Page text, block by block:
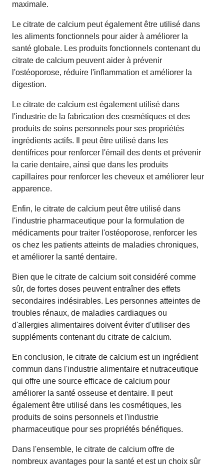
maximale.
Le citrate de calcium peut également être utilisé dans
les aliments fonctionnels pour aider à améliorer la
santé globale. Les produits fonctionnels contenant du
citrate de calcium peuvent aider à prévenir
l'ostéoporose, réduire l'inflammation et améliorer la
digestion.
Le citrate de calcium est également utilisé dans
l'industrie de la fabrication des cosmétiques et des
produits de soins personnels pour ses propriétés
ingrédients actifs. Il peut être utilisé dans les
dentifrices pour renforcer l'émail des dents et prévenir
la carie dentaire, ainsi que dans les produits
capillaires pour renforcer les cheveux et améliorer leur
apparence.
Enfin, le citrate de calcium peut être utilisé dans
l'industrie pharmaceutique pour la formulation de
médicaments pour traiter l'ostéoporose, renforcer les
os chez les patients atteints de maladies chroniques,
et améliorer la santé dentaire.
Bien que le citrate de calcium soit considéré comme
sûr, de fortes doses peuvent entraîner des effets
secondaires indésirables. Les personnes atteintes de
troubles rénaux, de maladies cardiaques ou
d'allergies alimentaires doivent éviter d'utiliser des
suppléments contenant du citrate de calcium.
En conclusion, le citrate de calcium est un ingrédient
commun dans l'industrie alimentaire et nutraceutique
qui offre une source efficace de calcium pour
améliorer la santé osseuse et dentaire. Il peut
également être utilisé dans les cosmétiques, les
produits de soins personnels et l'industrie
pharmaceutique pour ses propriétés bénéfiques.
Dans l'ensemble, le citrate de calcium offre de
nombreux avantages pour la santé et est un choix sûr